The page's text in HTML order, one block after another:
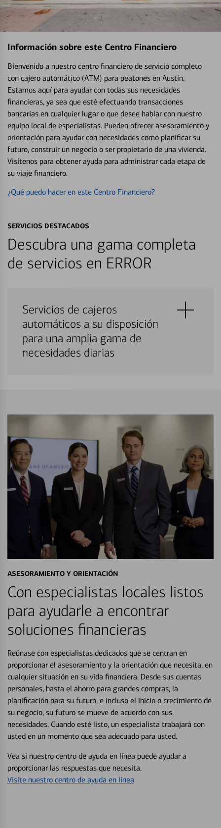
Información sobre este Centro Financiero
Bienvenido a nuestro centro financiero de servicio completo
con cajero automático (ATM) para peatones en Austin.
Estamos aquí para ayudar con todas sus necesidades
financieras, ya sea que esté efectuando transacciones
bancarias en cualquier lugar o que desee hablar con nuestro
equipo local de especialistas. Pueden ofrecer asesoramiento y
orientación para ayudar con necesidades como planificar su
futuro, construir un negocio o ser propietario de una vivienda.
Visítenos para obtener ayuda para administrar cada etapa de
su viaje financiero.
¿Qué puedo hacer en este Centro Financiero?
SERVICIOS DESTACADOS
Descubra una gama completa
de servicios en ERROR
Servicios de cajeros
automáticos a su disposición
para una amplia gama de
necesidades diarias
ASESORAMIENTO Y ORIENTACIÓN
Con especialistas locales listos
para ayudarle a encontrar
soluciones financieras
Reúnase con especialistas dedicados que se centran en
proporcionar el asesoramiento y la orientación que necesita, en
cualquier situación en su vida financiera. Desde sus cuentas
personales, hasta el ahorro para grandes compras, la
planificación para su futuro, e incluso el inicio o crecimiento de
su negocio, su futuro se mueve de acuerdo con sus
necesidades. Cuando esté listo, un especialista trabajará con
usted en un momento que sea adecuado para usted.
Vea si nuestro centro de ayuda en línea puede ayudar a
proporcionar las respuestas que necesita.
Visite nuestro centro de ayuda en línea